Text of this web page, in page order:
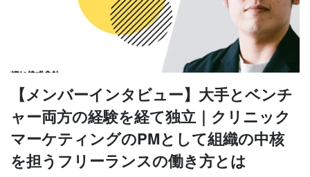
【メンバーインタビュー】大手とベンチ
ャー両方の経験を経て独立｜クリニック
マーケティングのPMとして組織の中核
を担うフリーランスの働き方とは